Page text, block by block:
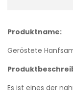
Produktname:
Geröstete
Es ist eines der